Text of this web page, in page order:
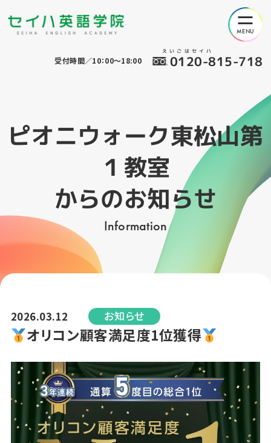
えいごはセイハ
0120-815-718
受付時間／10：00～18:00
ピオニウォーク東松山第
１教室
からのお知らせ
Information
2026.03.12 お知らせ
オリコン顧客満足度1位獲得